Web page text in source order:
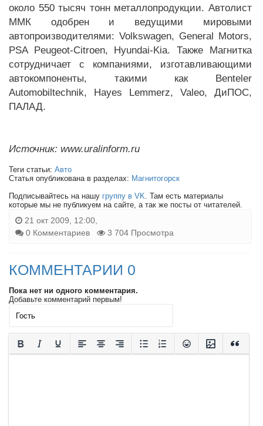
около 550 тысяч тонн металлопродукции. Автолист
ММК одобрен и ведущими мировыми
автопроизводителями: Volkswagen, General Motors,
PSA Peugeot-Citroen, Hyundai-Kia. Также Магнитка
сотрудничает с компаниями, изготавливающими
автокомпоненты, такими как Benteler
Automobiltechnik, Hayes Lemmerz, Valeo, ДиПОС,
ПАЛАД.
Источник: www.uralinform.ru
Теги статьи: Авто
Статья опубликована в разделах: Магнитогорск
Подписывайтесь на нашу группу в VK. Там есть материалы
которые мы не публикуем на сайте, а так же посты от читателей.
21 окт 2009, 12:00,
0 Комментариев
3 704 Просмотра
КОММЕНТАРИИ 0
Пока нет ни одного комментария.
Добавьте комментарий первым!